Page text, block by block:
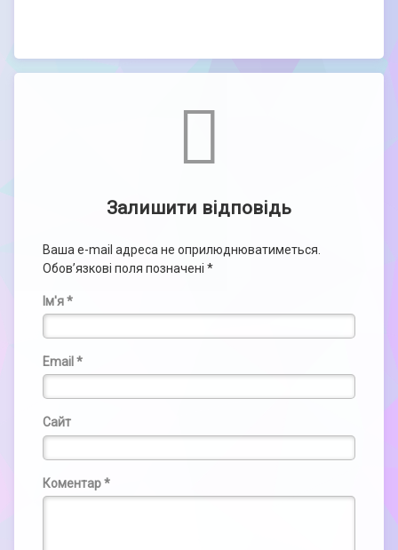
Залишити відповідь
Ваша e-mail адреса не оприлюднюватиметься.
Обов’язкові поля позначені *
Ім'я*
Email *
Сайт
Коментар*